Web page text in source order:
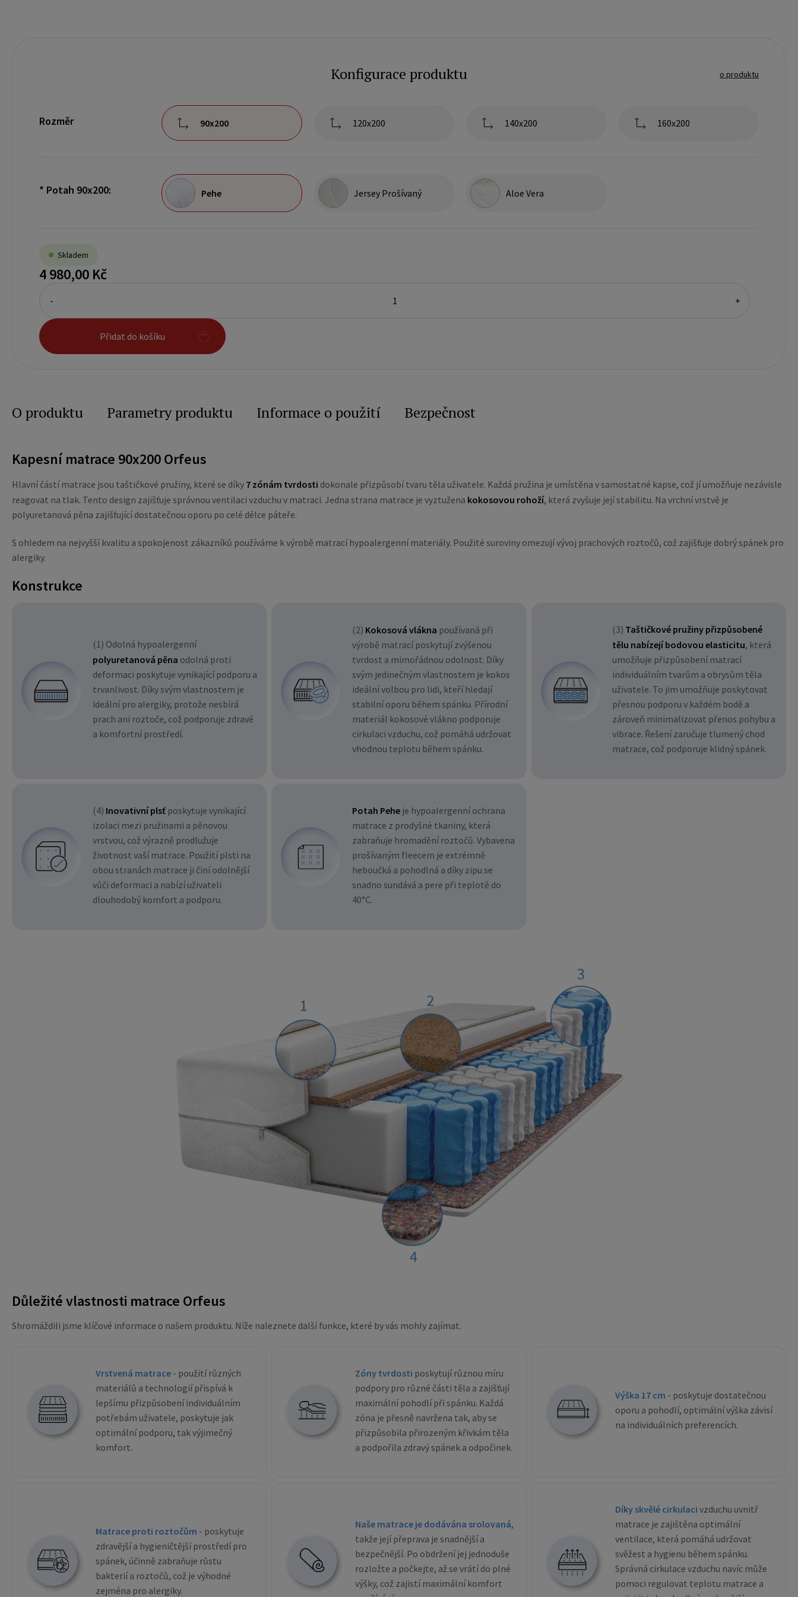
Konfigurace produktu o produktu
Rozměr 90x200 120x200 140x200 160x200
* Potah 90x200: Pehe Jersey Prošívaný Aloe Vera
Skladem
4 980,00 Kč
- +
Přidat do košíku
O produktu Parametry produktu Informace o použití Bezpečnost
Kapesní matrace 90x200 Orfeus
Hlavní částí matrace jsou taštičkové pružiny, které se díky 7 zónám tvrdosti dokonale přizpůsobí tvaru těla uživatele. Každá pružina je umístěna v samostatné kapse, což jí umožňuje nezávisle
reagovat na tlak. Tento design zajišťuje správnou ventilaci vzduchu v matraci. Jedna strana matrace je vyztužena kokosovou rohoží, která zvyšuje její stabilitu. Na vrchní vrstvě je
polyuretanová pěna zajišťující dostatečnou oporu po celé délce páteře.
S ohledem na nejvyšší kvalitu a spokojenost zákazníků používáme k výrobě matrací hypoalergenní materiály. Použité suroviny omezují vývoj prachových roztočů, což zajišťuje dobrý spánek pro
alergiky.
Konstrukce
(1) Odolná hypoalergenní
polyuretanová pěna odolná proti
deformaci poskytuje vynikající podporu a
trvanlivost. Díky svým vlastnostem je
ideální pro alergiky, protože nesbírá
prach ani roztoče, což podporuje zdravé
a komfortní prostředí.
(2) Kokosová vlákna používaná při
výrobě matrací poskytují zvýšenou
tvrdost a mimořádnou odolnost. Díky
svým jedinečným vlastnostem je kokos
ideální volbou pro lidi, kteří hledají
stabilní oporu během spánku. Přírodní
materiál kokosové vlákno podporuje
cirkulaci vzduchu, což pomáhá udržovat
vhodnou teplotu během spánku.
(3) Taštičkové pružiny přizpůsobené
tělu nabízejí bodovou elasticitu, která
umožňuje přizpůsobení matrací
individuálním tvarům a obrysům těla
uživatele. To jim umožňuje poskytovat
přesnou podporu v každém bodě a
zároveň minimalizovat přenos pohybu a
vibrace. Řešení zaručuje tlumený chod
matrace, což podporuje klidný spánek.
(4) Inovativní plsť poskytuje vynikající
izolaci mezi pružinami a pěnovou
vrstvou, což výrazně prodlužuje
životnost vaší matrace. Použití plsti na
obou stranách matrace ji činí odolnější
vůči deformaci a nabízí uživateli
dlouhodobý komfort a podporu.
Potah Pehe je hypoalergenní ochrana
matrace z prodyšné tkaniny, která
zabraňuje hromadění roztočů. Vybavena
prošívaným fleecem je extrémně
heboučká a pohodlná a díky zipu se
snadno sundává a pere při teplotě do
40°C.
Důležité vlastnosti matrace Orfeus
Shromáždili jsme klíčové informace o našem produktu. Níže naleznete další funkce, které by vás mohly zajímat.
Vrstvená matrace - použití různých
materiálů a technologií přispívá k
lepšímu přizpůsobení individuálním
potřebám uživatele, poskytuje jak
optimální podporu, tak výjimečný
komfort.
Zóny tvrdosti poskytují různou míru
podpory pro různé části těla a zajišťují
maximální pohodlí při spánku. Každá
zóna je přesně navržena tak, aby se
přizpůsobila přirozeným křivkám těla
a podpořila zdravý spánek a odpočinek.
Výška 17 cm - poskytuje dostatečnou
oporu a pohodlí, optimální výška závisí
na individuálních preferencích.
Matrace proti roztočům - poskytuje
zdravější a hygieničtější prostředí pro
spánek, účinně zabraňuje růstu
bakterií a roztočů, což je výhodné
zejména pro alergiky.
Naše matrace je dodávána srolovaná,
takže její přeprava je snadnější a
bezpečnější. Po obdržení jej jednoduše
rozložte a počkejte, až se vrátí do plné
výšky, což zajistí maximální komfort
Díky skvělé cirkulaci vzduchu uvnitř
matrace je zajištěna optimální
ventilace, která pomáhá udržovat
svěžest a hygienu během spánku.
Správná cirkulace vzduchu navíc může
pomoci regulovat teplotu matrace a